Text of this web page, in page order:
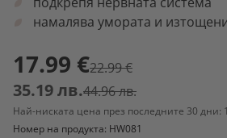
намалява умората и
17.99 €22.99 €
35.19 лв.44.96 лв.
Най-ниската цена през последните 30 дни:
Номер на продукта: HW081